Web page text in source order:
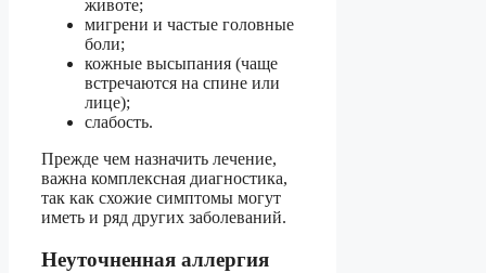
животе;
мигрени и частые головные
боли;
кожные высыпания (чаще
встречаются на спине или
лице);
слабость.
Прежде чем назначить лечение,
важна комплексная диагностика,
так как схожие симптомы могут
иметь и ряд других заболеваний.
Неуточненная аллергия